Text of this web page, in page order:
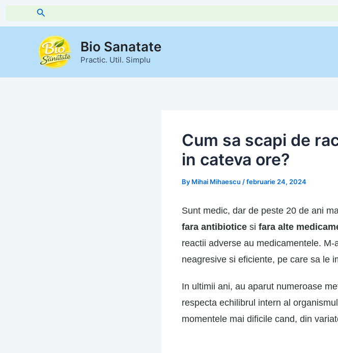
Skip
to
Search
Bio Sanatate
Practic. Util. Simplu
Cum sa scapi de
in cateva ore?
By Mihai Mihaescu /februarie 24, 2024
Sunt medic, dar de peste 20 de ani
fara antibiotice si fara alte
reactii adverse au medicamentele.
neagresive si eficiente, pe care sa le
In ultimii ani, au aparut numeroase
respecta echilibrul intern al
momentele mai dificile cand, din